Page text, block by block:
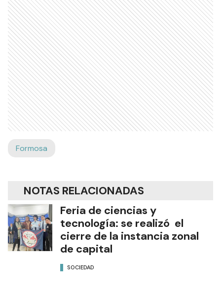
Formosa
NOTAS RELACIONADAS
Feria de ciencias y
tecnología: se realizó el
cierre de la instancia zonal
de capital
SOCIEDAD